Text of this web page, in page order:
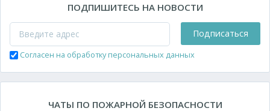
ПОДПИШИТЕСЬ НА НОВОСТИ
Подписаться
Согласен на обработку персональных данных
ЧАТЫ ПО ПОЖАРНОЙ БЕЗОПАСНОСТИ